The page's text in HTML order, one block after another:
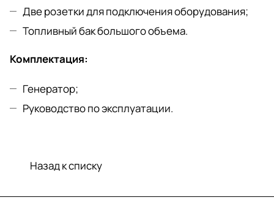
Две розетки для подключения оборудования;
Топливный бак большого объема.
Комплектация:
Генератор;
Руководство по эксплуатации.
Назад к списку